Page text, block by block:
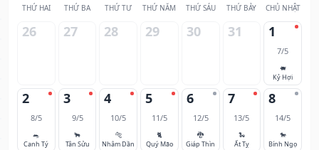
THỨ HAI THỨ BA THỨ TƯ THỨ NĂM THỨ SÁU THỨ BẢY CHỦ NHẬT
26 27 28 29 30 31 1
7/5
🐖
Kỷ Hợi
2
8/5
🐀
Canh Tý
3
9/5
🐂
Tân Sửu
4
10/5
🐅
Nhâm Dần
5
11/5
🐈
Quý Mão
6
12/5
🐉
Giáp Thìn
7
13/5
🐍
Ất Tỵ
8
14/5
🐎
Bính Ngọ